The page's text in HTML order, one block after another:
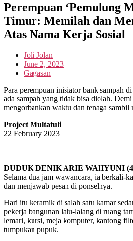
Perempuan ‘Pemulung
Timur: Memilah dan
Atas Nama Kerja Sosial
Joli Jolan
June 2, 2023
Gagasan
Para perempuan inisiator bank sampah
ada sampah yang tidak bisa diolah.
mengorbankan waktu dan tenaga sambil
Project Multatuli
22 February 2023
DUDUK DENIK ARIE WAHYUNI
Selama dua jam wawancara, ia berkali-
dan menjawab pesan di ponselnya.
Hari itu keramik di salah satu kamar
pekerja bangunan lalu-lalang di ruang
lemari, kursi, meja komputer, kantong
tumpukan pupuk.